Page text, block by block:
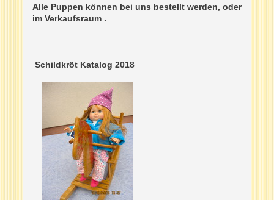
Alle Puppen können bei uns bestellt werden, oder
im Verkaufsraum .
Schildkröt Katalog 2018